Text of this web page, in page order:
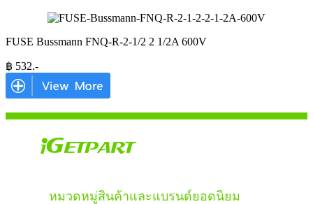
FUSE Bussmann FNQ-R-2-1/2 2 1/2A 600V
฿ 532.-
หมวดหมู่สินค้าและแบรนด์ยอดนิยม